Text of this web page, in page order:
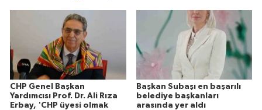
CHP Genel Başkan
Yardımcısı Prof. Dr. Ali Rıza
Erbay, 'CHP üyesi olmak
Başkan Subaşı en başarılı
belediye başkanları
arasında yer aldı